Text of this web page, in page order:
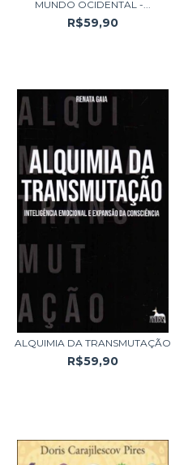
MUNDO OCIDENTAL -...
R$59,90
ALQUIMIA DA TRANSMUTAÇÃO
R$59,90